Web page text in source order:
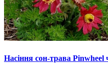
Насіння сон-трава Pinwheel